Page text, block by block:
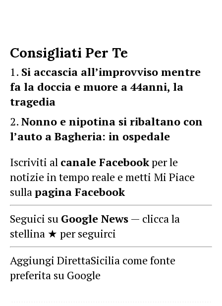
Consigliati Per Te
Si accascia all’improvviso mentre
fa la doccia e muore a 44anni, la
tragedia
Nonno e nipotina si ribaltano con
l’auto a Bagheria: in ospedale
Iscriviti al canale Facebookper le
notizie in tempo reale e metti Mi Piace
sullapagina Facebook
Seguici su Google News — clicca la
stellina ★ per seguirci
Aggiungi DirettaSicilia come fonte
preferita su Google